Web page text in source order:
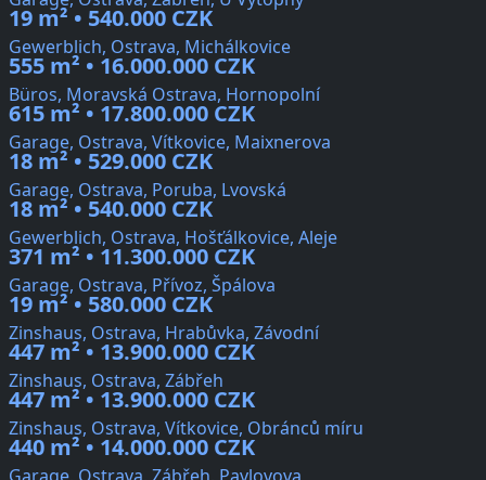
19 m² • 540.000 CZK
Gewerblich, Ostrava, Michálkovice
555 m² • 16.000.000 CZK
Büros, Moravská Ostrava, Hornopolní
615 m² • 17.800.000 CZK
Garage, Ostrava, Vítkovice, Maixnerova
18 m² • 529.000 CZK
Garage, Ostrava, Poruba, Lvovská
18 m² • 540.000 CZK
Gewerblich, Ostrava, Hošťálkovice, Aleje
371 m² • 11.300.000 CZK
Garage, Ostrava, Přívoz, Špálova
19 m² • 580.000 CZK
Zinshaus, Ostrava, Hrabůvka, Závodní
447 m² • 13.900.000 CZK
Zinshaus, Ostrava, Zábřeh
447 m² • 13.900.000 CZK
Zinshaus, Ostrava, Vítkovice, Obránců míru
440 m² • 14.000.000 CZK